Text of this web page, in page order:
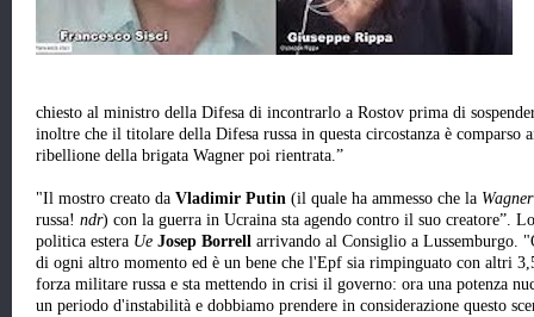
chiesto al ministro della Difesa di incontrarlo a Rostov prima di
inoltre che il titolare della Difesa russa in questa circostanza è comparso
ribellione della brigata Wagner poi rientrata.”
"Il mostro creato da Vladimir Putin (il quale ha ammesso che la
russa! ndr) con la guerra in Ucraina sta agendo contro il suo creatore”.
politica estera Ue Josep Borrell arrivando al Consiglio a Lussemburgo.
di ogni altro momento ed è un bene che l'Epf sia rimpinguato con altri
forza militare russa e sta mettendo in crisi il governo: ora una potenza
un periodo d'instabilità e dobbiamo prendere in considerazione questo